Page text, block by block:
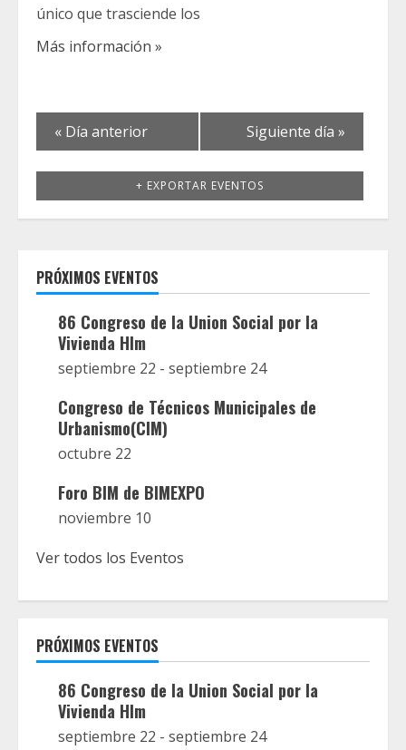
único que trasciende los
Más información »
« Día anterior Siguiente día »
+ EXPORTAR EVENTOS
PRÓXIMOS EVENTOS
86 Congreso de la Union Social por la
Vivienda Hlm
septiembre 22 - septiembre 24
Congreso de Técnicos Municipales de
Urbanismo(CIM)
octubre 22
Foro BIM de BIMEXPO
noviembre 10
Ver todos los Eventos
PRÓXIMOS EVENTOS
86 Congreso de la Union Social por la
Vivienda Hlm
septiembre 22 - septiembre 24